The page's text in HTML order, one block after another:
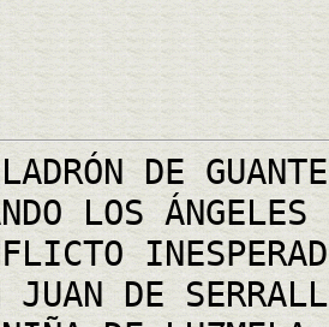
DE
LOS ÁNGELES
DE